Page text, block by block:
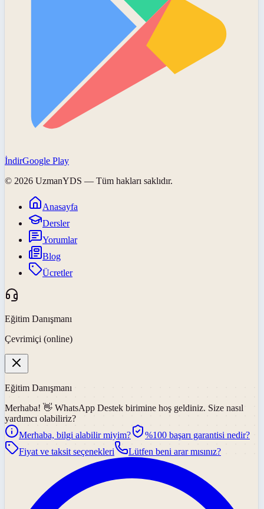
İndirGoogle Play
© 2026 UzmanYDS — Tüm hakları saklıdır.
Anasayfa
Dersler
Yorumlar
Blog
Ücretler
Eğitim Danışmanı
Çevrimiçi (online)
Eğitim Danışmanı
Merhaba! 👋 WhatsApp Destek birimine hoş geldiniz. Size nasıl
yardımcı olabiliriz?
Merhaba, bilgi alabilir miyim?
%100 başarı garantisi nedir?
Fiyat ve taksit seçenekleri
Lütfen beni arar mısınız?